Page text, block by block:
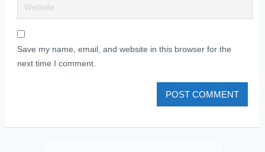
Save my name, email, and website in this browser for the
next time I comment.